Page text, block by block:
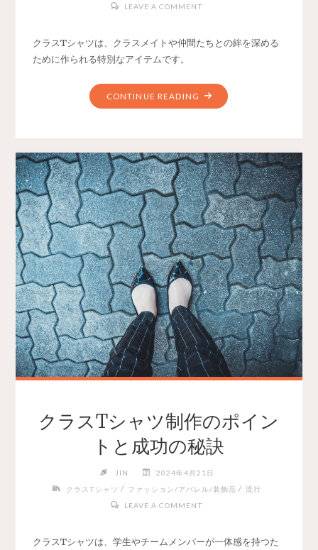
LEAVE A COMMENT
クラスTシャツは、クラスメイトや仲間たちとの絆を深める
ために作られる特別なアイテムです。
CONTINUE READING
クラスTシャツ制作のポイン
トと成功の秘訣
JIN
2024年4月21日
クラスTシャツ / ファッション/アパレル/装飾品 / 流行
LEAVE A COMMENT
クラスTシャツは、学生やチームメンバーが一体感を持つた